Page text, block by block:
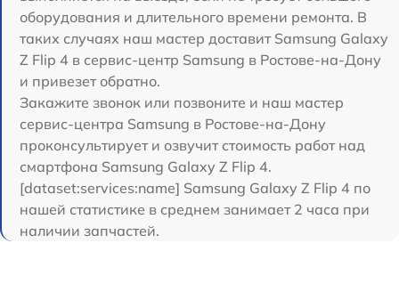
оборудования и длительного времени ремонта. В
таких случаях наш мастер доставит Samsung Galaxy
Z Flip 4 в сервис-центр Samsung в Ростове-на-Дону
и привезет обратно.
Закажите звонок или позвоните и наш мастер
сервис-центра Samsung в Ростове-на-Дону
проконсультирует и озвучит стоимость работ над
смартфона Samsung Galaxy Z Flip 4.
[dataset:services:name] Samsung Galaxy Z Flip 4 по
нашей статистике в среднем занимает 2 часа при
наличии запчастей.